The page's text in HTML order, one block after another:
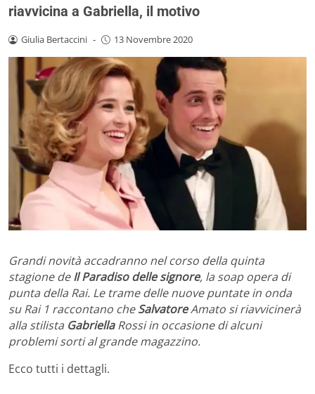
riavvicina a Gabriella, il motivo
Giulia Bertaccini - 13 Novembre 2020
Grandi novità accadranno nel corso della quinta
stagione deIl Paradiso delle signore, la soap opera di
punta della Rai. Le trame delle nuove puntate in onda
su Rai 1 raccontano cheSalvatoreAmato si riavvicinerà
alla stilista GabriellaRossi in occasione di alcuni
problemi sorti al grande magazzino.
Ecco tutti i dettagli.